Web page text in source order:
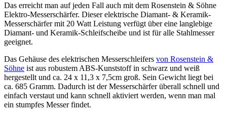
Das erreicht man auf jeden Fall auch mit dem Rosenstein & Söhne
Elektro-Messerschärfer. Dieser elektrische Diamant- & Keramik-
Messerschärfer mit 20 Watt Leistung verfügt über eine langlebige
Diamant- und Keramik-Schleifscheibe und ist für alle Stahlmesser
geeignet.
Das Gehäuse des elektrischen Messerschleifers von Rosenstein &
Söhne ist aus robustem ABS-Kunststoff in schwarz und weiß
hergestellt und ca. 24 x 11,3 x 7,5cm groß. Sein Gewicht liegt bei
ca. 685 Gramm. Dadurch ist der Messerschärfer überall schnell und
einfach verstaut und kann schnell aktiviert werden, wenn man mal
ein stumpfes Messer findet.